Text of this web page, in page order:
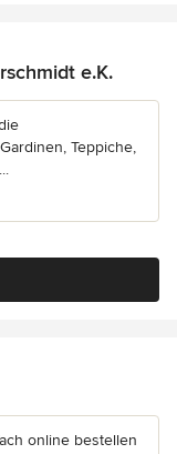
e.K.
Teppiche,
online bestellen